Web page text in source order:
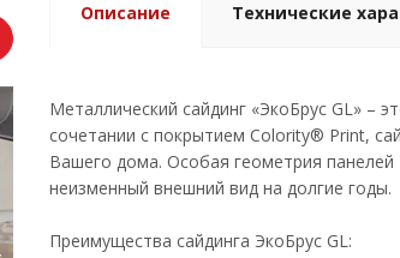
Описание Технические
Металлический сайдинг «ЭкоБрус GL»
сочетании с покрытием Colority® Print,
Вашего дома. Особая геометрия панелей
неизменный внешний вид на долгие годы.
Преимущества сайдинга ЭкоБрус GL: